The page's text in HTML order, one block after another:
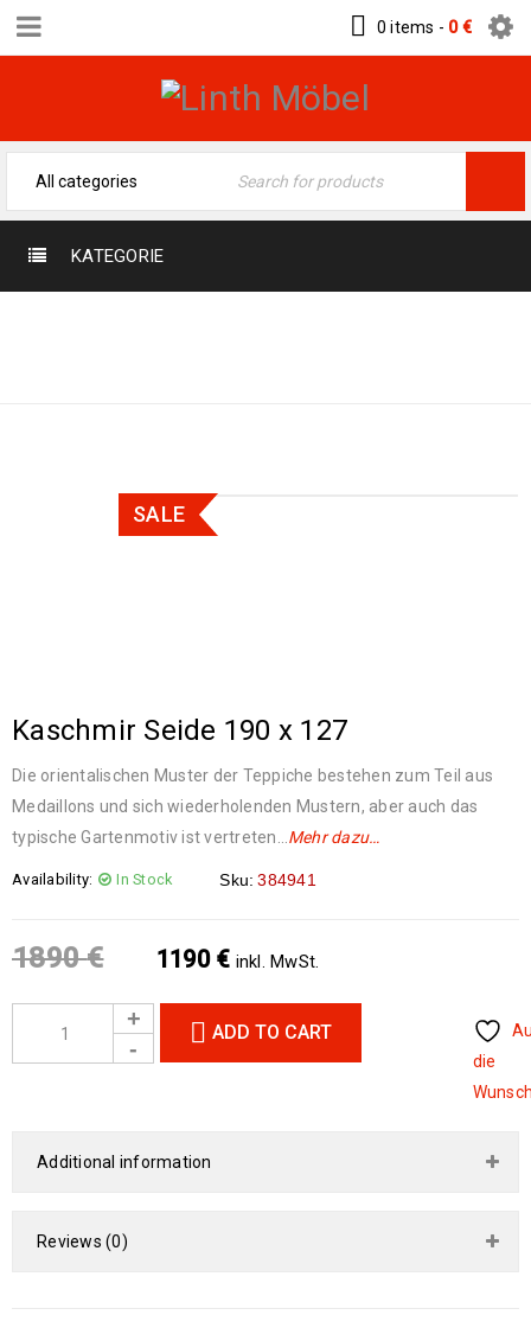
0 items - 0€
KATEGORIE
SALE
Kaschmir Seide 190 x 127
Die orientalischen Muster der Teppiche bestehen zum Teil aus
Medaillons und sich wiederholenden Mustern, aber auch das
typische Gartenmotiv ist vertreten… Mehr dazu…
Availability: In Stock Sku: 384941
1890€ 1190 € inkl. MwSt.
ADD TO CART
die
Additional information
Reviews (0)